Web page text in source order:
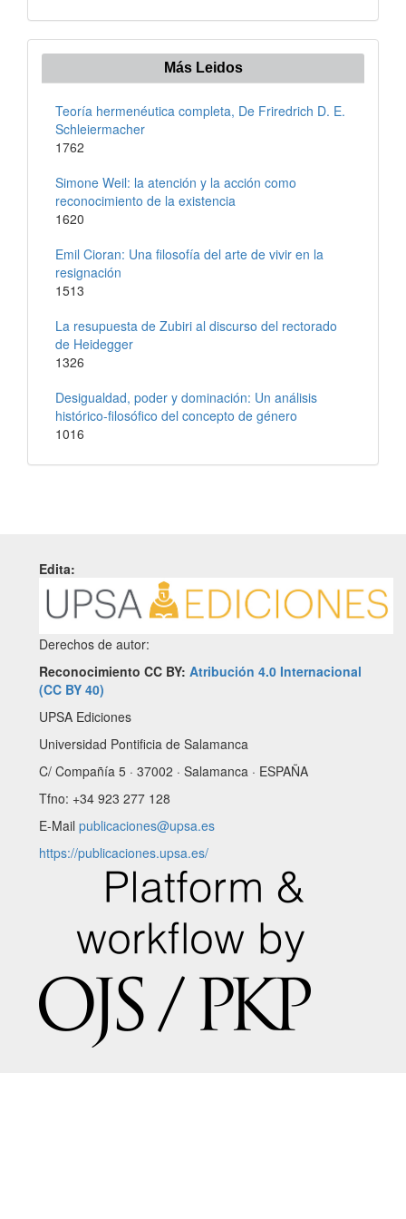
Más Leidos
Teoría hermenéutica completa, De Friredrich D. E.
Schleiermacher
1762
Simone Weil: la atención y la acción como
reconocimiento de la existencia
1620
Emil Cioran: Una filosofía del arte de vivir en la
resignación
1513
La resupuesta de Zubiri al discurso del rectorado
de Heidegger
1326
Desigualdad, poder y dominación: Un análisis
histórico-filosófico del concepto de género
1016
Edita:
Derechos de autor:
Reconocimiento CC BY: Atribución 4.0 Internacional
(CC BY 40)
UPSA Ediciones
Universidad Pontificia de Salamanca
C/ Compañía 5 · 37002 · Salamanca · ESPAÑA
Tfno: +34 923 277 128
E-Mail publicaciones@upsa.es
https://publicaciones.upsa.es/